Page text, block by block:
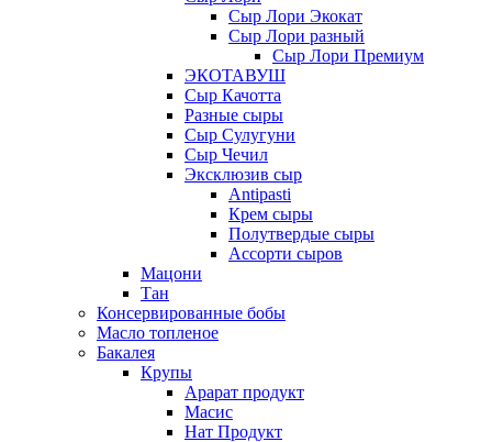
Сыр Лори Экокат
Сыр Лори разный
Сыр Лори Премиум
ЭКОТАВУШ
Сыр Качотта
Разные сыры
Сыр Сулугуни
Сыр Чечил
Эксклюзив сыр
Antipasti
Крем сыры
Полутвердые сыры
Ассорти сыров
Мацони
Тан
Консервированные бобы
Масло топленое
Бакалея
Крупы
Арарат продукт
Масис
Нат Продукт